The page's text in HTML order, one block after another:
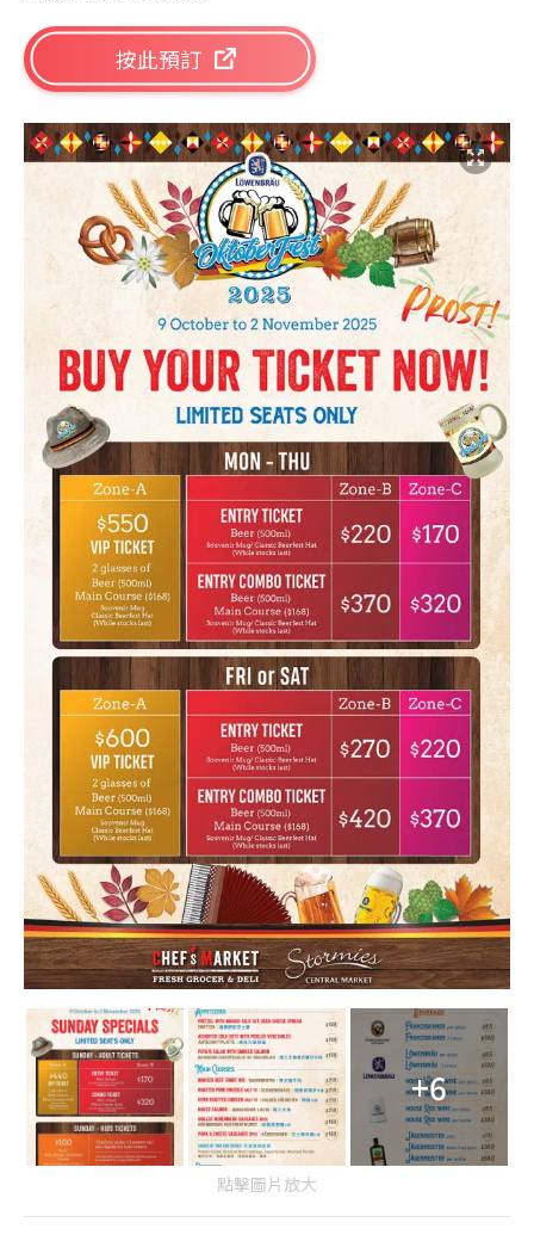
按此預訂
+6
點擊圖片放大